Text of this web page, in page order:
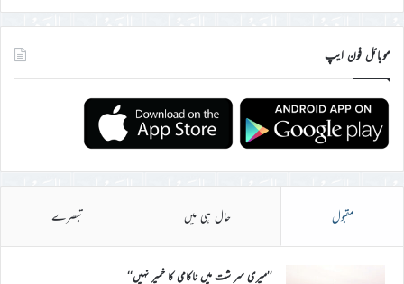
موبائل فون ایپ
مقبول حال ہی میں تبصرے
’’میری سر شت میں ناکامی کا خمیر نہیں‘‘